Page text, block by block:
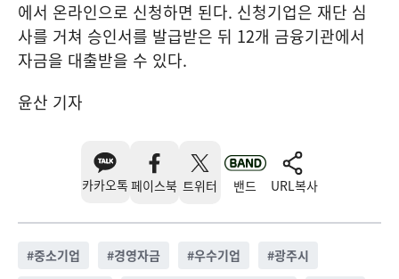
에서 온라인으로 신청하면 된다. 신청기업은 재단 심
사를 거쳐 승인서를 발급받은 뒤 12개 금융기관에서
자금을 대출받을 수 있다.
윤산 기자
카카오톡 페이스북 트위터 밴드 URL복사
#중소기업 #경영자금 #우수기업 #광주시